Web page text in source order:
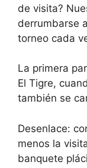
de visita?
derrumbarse
torneo cada
La primera
El Tigre,
también se
Desenlace:
menos la
banquete